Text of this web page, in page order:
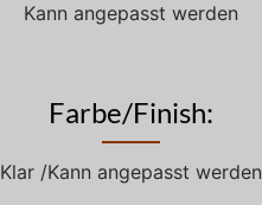
Kann angepasst werden
Farbe/Finish:
Klar /Kann angepasst werden